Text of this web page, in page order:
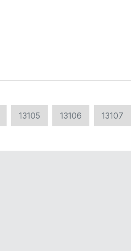
13105 13106 13107